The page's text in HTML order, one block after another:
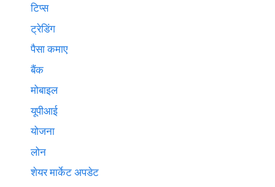
टिप्स
ट्रेडिंग
पैसा कमाए
बैंक
मोबाइल
यूपीआई
योजना
लोन
शेयर मार्केट अपडेट